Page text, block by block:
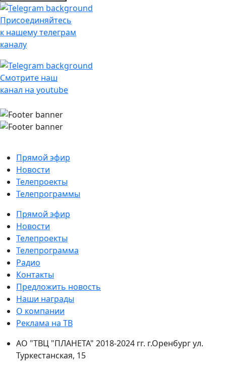
Присоединяйтесь
к нашему телеграм
каналу
Смотрите наш
канал на youtube
Прямой эфир
Новости
Телепроекты
Телепрограммы
Прямой эфир
Новости
Телепроекты
Телепрограмма
Радио
Контакты
Предложить новость
Наши награды
О компании
Реклама на ТВ
АО "ТВЦ "ПЛАНЕТА" 2018-2024 гг. г.Оренбург ул.
Туркестанская, 15